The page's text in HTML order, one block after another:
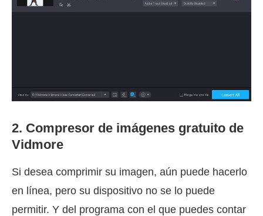
2. Compresor de imágenes gratuito de
Vidmore
Si desea comprimir su imagen, aún puede hacerlo
en línea, pero su dispositivo no se lo puede
permitir. Y del programa con el que puedes contar